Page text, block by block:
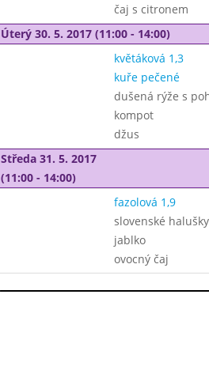
čaj s citronem
Úterý 30. 5. 2017 (11:00 - 14:00)
květáková 1,3
kuře pečené
dušená rýže s
kompot
džus
Středa 31. 5. 2017
(11:00 - 14:00)
fazolová 1,9
slovenské
jablko
ovocný čaj